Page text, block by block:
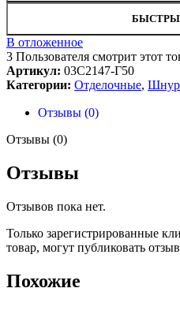
В отложенное
3 Пользователя смотрит этот
Артикул: 03С2147-Г50
Категории: Отделочные,
Отзывы (0)
Отзывы (0)
Отзывы
Отзывов пока нет.
Только зарегистрированные
товар, могут публиковать
Похожие